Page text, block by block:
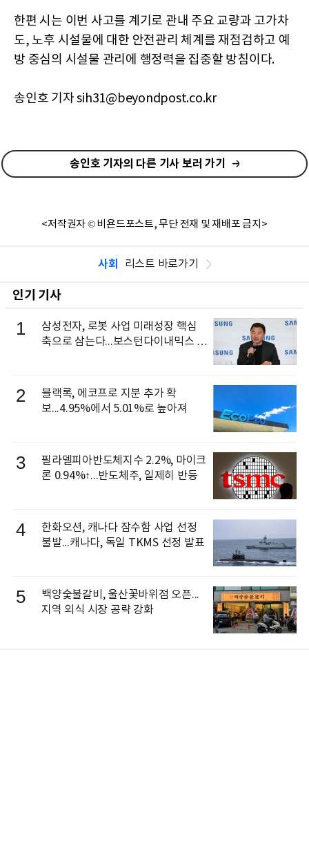
한편 시는 이번 사고를 계기로 관내 주요 교량과 고가차
도, 노후 시설물에 대한 안전관리 체계를 재점검하고 예
방 중심의 시설물 관리에 행정력을 집중할 방침이다.
송인호 기자 sih31@beyondpost.co.kr
송인호 기자의 다른 기사 보러 가기
<저작권자 © 비욘드포스트, 무단 전재 및 재배포 금지>
사회 리스트 바로가기
인기 기사
1
삼성전자, 로봇 사업 미래성장 핵심
축으로 삼는다...보스턴다이내믹스 출
2
블랙록, 에코프로 지분 추가 확
보...4.95%에서 5.01%로 높아져
3
필라델피아반도체지수 2.2%, 마이크
론 0.94%↑...반도체주, 일제히 반등
4
한화오션, 캐나다 잠수함 사업 선정
불발...캐나다, 독일 TKMS 선정 발표
5
백양숯불갈비, 울산꽃바위점 오픈...
지역 외식 시장 공략 강화